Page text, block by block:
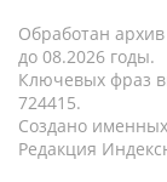
Обработан
до 08.2026 годы.
Ключевых фраз
724415.
Создано
Редакция